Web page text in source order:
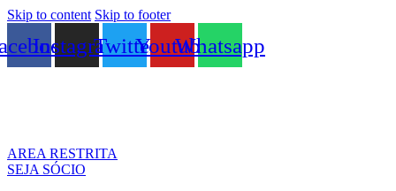
Skip to content Skip to footer
InstagramTwitterYoutubeWhatsapp
AREA RESTRITA
SEJA SÓCIO